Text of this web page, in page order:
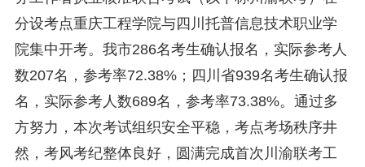
关于研究阐释党的二十届四中全会和中央全面依法治国工作会议精神专项课题申报工作的通知 2025-12-07
重庆市法学会数字法学研究会学术年会拟于11月14日召开 2025-10-28
中共重庆市委 重庆市人民政府 关于深入开展向“时代楷模”重庆检察未成年人保护工作团队代表学习活动的决定 2025-10-09
中央政法委印发通知要求学习宣传重庆检察未成年人保护工作团队代表先进事迹 2025-09-30
第二十届西部法治论坛暨法治宁夏论坛拟获奖论文公示 2025-09-07
征稿启事 2025-08-28
分设考点重庆工程学院与四川托普信息技术职业学
院集中开考。我市286名考生确认报名，实际参考人
数207名，参考率72.38%；四川省939名考生确认报
名，实际参考人数689名，参考率73.38%。通过多
方努力，本次考试组织安全平稳，考点考场秩序井
然，考风考纪整体良好，圆满完成首次川渝联考工